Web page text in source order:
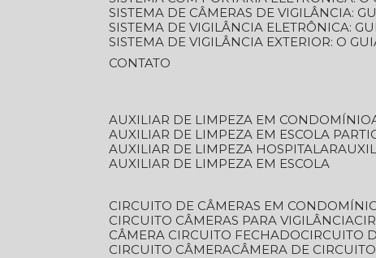
SISTEMA DE CÂMERAS DE VIGILÂNCIA:
SISTEMA DE VIGILÂNCIA ELETRÔNICA:
SISTEMA DE VIGILÂNCIA EXTERIOR: O
CONTATO
AUXILIAR DE LIMPEZA EM CONDOMÍNIO
AUXILIAR DE LIMPEZA EM ESCOLA
AUXILIAR DE LIMPEZA HOSPITALAR
AUXILIAR DE LIMPEZA EM ESCOLA
CIRCUITO DE CÂMERAS EM
CIRCUITO CÂMERAS PARA VIGILÂNCIA
CÂMERA CIRCUITO FECHADO
CIRCUITO
CIRCUITO CÂMERA
CÂMERA DE